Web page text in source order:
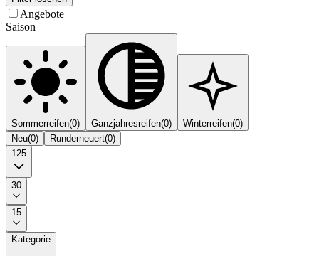
Angebote
Saison
Sommerreifen(0) Ganzjahresreifen(0) Winterreifen(0)
Neu(0) Runderneuert(0)
125
30
15
Kategorie